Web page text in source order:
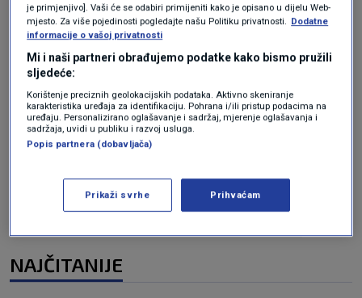
Oglas
NAJČITANIJE
je primjenjivo]. Vaši će se odabiri primijeniti kako je opisano u dijelu Web-
mjesto. Za više pojedinosti pogledajte našu Politiku privatnosti.
Dodatne
informacije o vašoj privatnosti
Mi i naši partneri obrađujemo podatke kako bismo pružili
sljedeće:
Korištenje preciznih geolokacijskih podataka. Aktivno skeniranje
karakteristika uređaja za identifikaciju. Pohrana i/ili pristup podacima na
uređaju. Personalizirano oglašavanje i sadržaj, mjerenje oglašavanja i
sadržaja, uvidi u publiku i razvoj usluga.
Popis partnera (dobavljača)
Prikaži svrhe Prihvaćam